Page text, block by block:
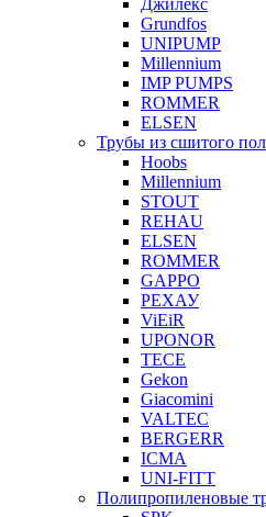
Джилекс
Grundfos
UNIPUMP
Millennium
IMP PUMPS
ROMMER
ELSEN
Трубы из сшитого
Hoobs
Millennium
STOUT
REHAU
ELSEN
ROMMER
GAPPO
РЕХАУ
ViEiR
UPONOR
TECE
Gekon
Giacomini
VALTEC
BERGERR
ICMA
UNI-FITT
Полипропиленовые